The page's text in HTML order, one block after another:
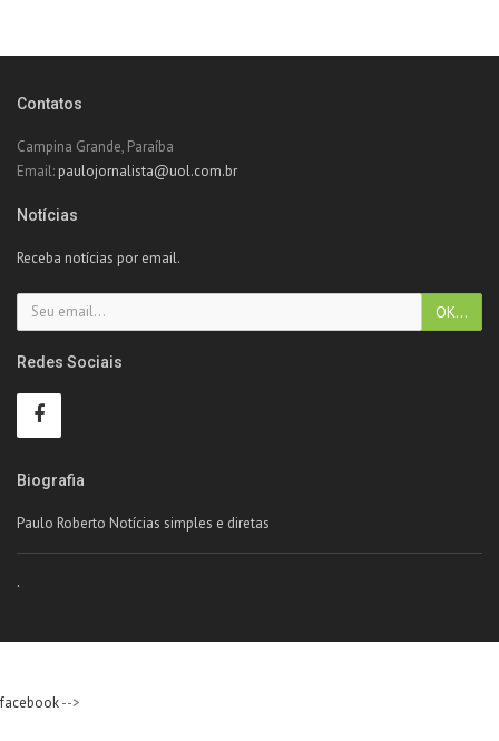
Contatos
Campina Grande, Paraíba
Email: paulojornalista@uol.com.br
Notícias
Receba notícias por email.
Redes Sociais
Biografia
Paulo Roberto Notícias simples e diretas
.
facebook-->